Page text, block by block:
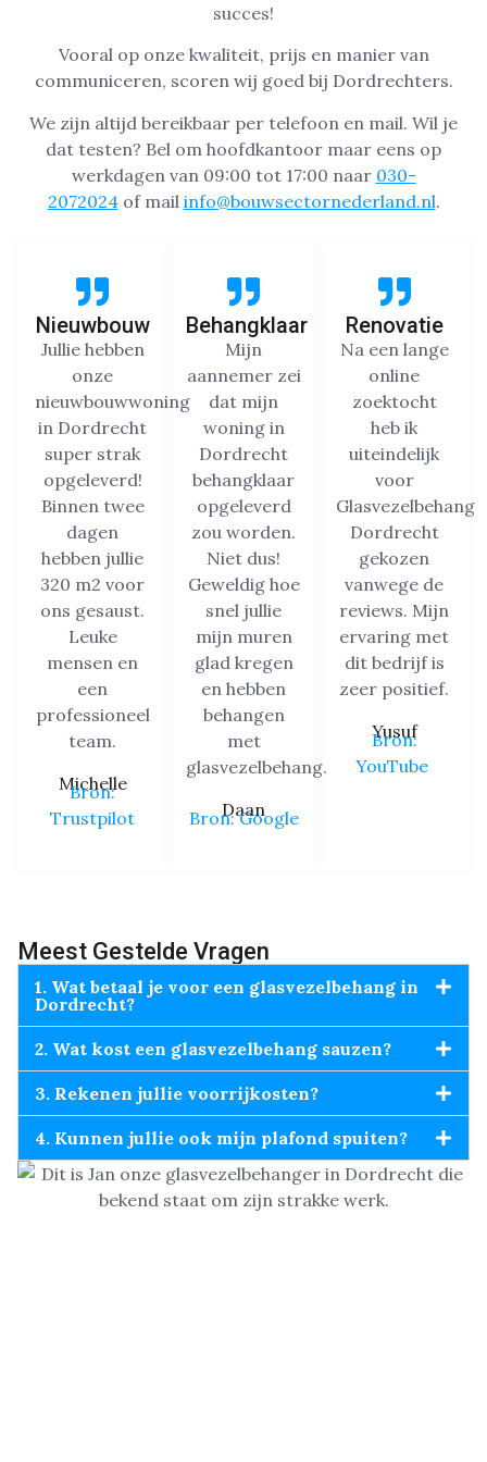
succes!
Vooral op onze kwaliteit, prijs en manier van
communiceren, scoren wij goed bij Dordrechters.
We zijn altijd bereikbaar per telefoon en mail. Wil je
dat testen? Bel om hoofdkantoor maar eens op
werkdagen van 09:00 tot 17:00 naar 030-
2072024of mail info@bouwsectornederland.nl.
Nieuwbouw
Jullie hebben
onze
nieuwbouwwoning
in Dordrecht
super strak
opgeleverd!
Binnen twee
dagen
hebben jullie
320 m2 voor
ons gesaust.
Leuke
mensen en
een
professioneel
team.
Michelle
Bron:
Trustpilot
Behangklaar
Mijn
aannemer zei
dat mijn
woning in
Dordrecht
behangklaar
opgeleverd
zou worden.
Niet dus!
Geweldig hoe
snel jullie
mijn muren
glad kregen
en hebben
behangen
met
glasvezelbehang.
Daan
Bron: Google
Renovatie
Na een lange
online
zoektocht
heb ik
uiteindelijk
voor
Glasvezelbehang
Dordrecht
gekozen
vanwege de
reviews. Mijn
ervaring met
dit bedrijf is
zeer positief.
Yusuf
Bron:
YouTube
Meest Gestelde Vragen
1. Wat betaal je voor een glasvezelbehang in
Dordrecht?
2. Wat kost een glasvezelbehang sauzen?
3. Rekenen jullie voorrijkosten?
4. Kunnen jullie ook mijn plafond spuiten?